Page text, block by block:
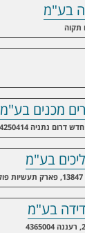
בע"מ
מכנים בע"מ
בע"מ
בע"מ